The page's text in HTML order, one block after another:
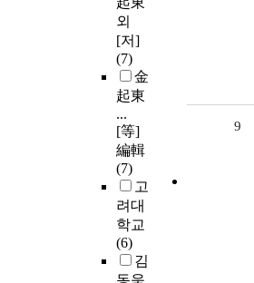
외
[저]
(7)
金
起東
...
[等]
編輯
(7)
고
려대
학교
(6)
김
9